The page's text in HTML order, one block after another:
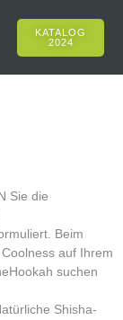
KATALOG
2024
Sie die
Beim
auf Ihrem
suchen
Shisha-